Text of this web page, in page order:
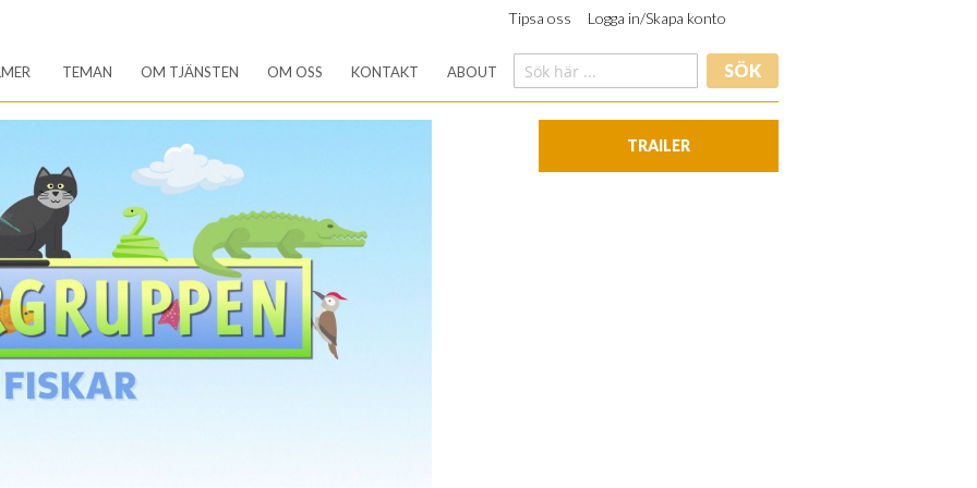
Tipsa oss Logga in/Skapa konto
TEMAN OM TJÄNSTEN OM OSS KONTAKT ABOUT SÖK
TRAILER